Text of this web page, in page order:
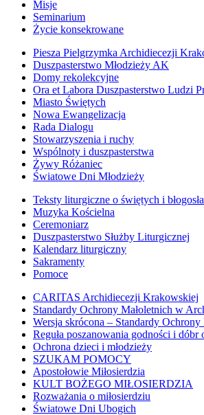
Misje
Seminarium
Życie konsekrowane
Piesza Pielgrzymka Archidiecezji
Duszpasterstwo Młodzieży AK
Domy rekolekcyjne
Ora et Labora Duszpasterstwo Ludzi
Miasto Świętych
Nowa Ewangelizacja
Rada Dialogu
Stowarzyszenia i ruchy
Wspólnoty i duszpasterstwa
Żywy Różaniec
Światowe Dni Młodzieży
Teksty liturgiczne o świętych i
Muzyka Kościelna
Ceremoniarz
Duszpasterstwo Służby Liturgicznej
Kalendarz liturgiczny
Sakramenty
Pomoce
CARITAS Archidiecezji Krakowskiej
Standardy Ochrony Małoletnich w
Wersja skrócona – Standardy
Reguła poszanowania godności i
Ochrona dzieci i młodzieży
SZUKAM POMOCY
Apostołowie Miłosierdzia
KULT BOŻEGO MIŁOSIERDZIA
Rozważania o miłosierdziu
Światowe Dni Ubogich